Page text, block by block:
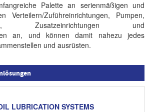
Palette an serienmäßigen und
Verteilern/Zuführeinrichtungen, Pumpen,
Zusatzeinrichtungen und
an, und können damit nahezu jedes
und ausrüsten.
LUBRICATION SYSTEMS